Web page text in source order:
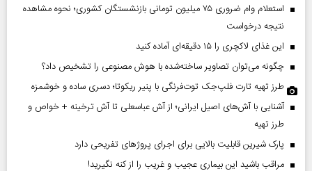
استعلام وام ضروری ۷۵ میلیون تومانی بازنشستگان کشوری؛ نحوه مشاهده
نتیجه درخواست
این غذای لاکچری را ۱۵ دقیقه‌ای آماده کنید
چگونه می‌توان تصاویر ساخته‌شده با هوش مصنوعی را تشخیص داد؟
طرز تهیه تارت فلپ‌جک توت‌فرنگی با پنیر ریکوتا؛ دسری ساده و خوشمزه
آشنایی با آش‌های اصیل ایرانی؛ از آش عباسعلی تا آش ترخینه + خواص و
طرز تهیه
پارک شیرین قابلیت‌ بالایی برای اجرای پروژهای تفریحی دارد
مراقب باشید این بیماری عجیب و غریب را از کنه نگیرید!